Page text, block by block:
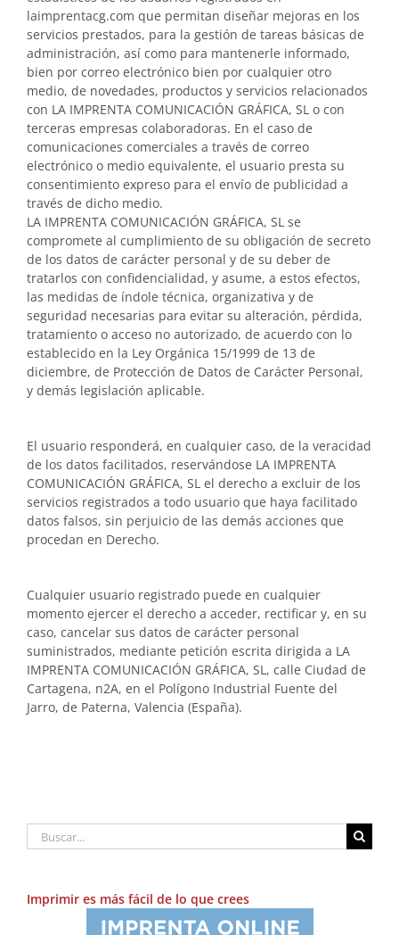
laimprentacg.com que permitan diseñar mejoras en los
servicios prestados, para la gestión de tareas básicas de
administración, así como para mantenerle informado,
bien por correo electrónico bien por cualquier otro
medio, de novedades, productos y servicios relacionados
con LA IMPRENTA COMUNICACIÓN GRÁFICA, SL o con
terceras empresas colaboradoras. En el caso de
comunicaciones comerciales a través de correo
electrónico o medio equivalente, el usuario presta su
consentimiento expreso para el envío de publicidad a
través de dicho medio.
LA IMPRENTA COMUNICACIÓN GRÁFICA, SL se
compromete al cumplimiento de su obligación de secreto
de los datos de carácter personal y de su deber de
tratarlos con confidencialidad, y asume, a estos efectos,
las medidas de índole técnica, organizativa y de
seguridad necesarias para evitar su alteración, pérdida,
tratamiento o acceso no autorizado, de acuerdo con lo
establecido en la Ley Orgánica 15/1999 de 13 de
diciembre, de Protección de Datos de Carácter Personal,
y demás legislación aplicable.
El usuario responderá, en cualquier caso, de la veracidad
de los datos facilitados, reservándose LA IMPRENTA
COMUNICACIÓN GRÁFICA, SL el derecho a excluir de los
servicios registrados a todo usuario que haya facilitado
datos falsos, sin perjuicio de las demás acciones que
procedan en Derecho.
Cualquier usuario registrado puede en cualquier
momento ejercer el derecho a acceder, rectificar y, en su
caso, cancelar sus datos de carácter personal
suministrados, mediante petición escrita dirigida a LA
IMPRENTA COMUNICACIÓN GRÁFICA, SL, calle Ciudad de
Cartagena, n2A, en el Polígono Industrial Fuente del
Jarro, de Paterna, Valencia (España).
Buscar:
Imprimir es más fácil de lo que crees